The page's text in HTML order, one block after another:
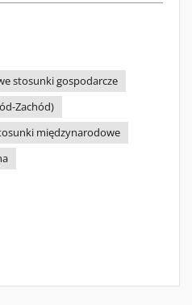
stosunki gospodarcze
Zachód)
międzynarodowe